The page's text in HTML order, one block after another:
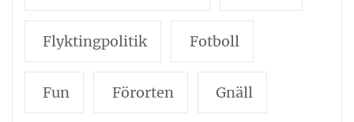
Flyktingpolitik Fotboll
Fun Förorten Gnäll